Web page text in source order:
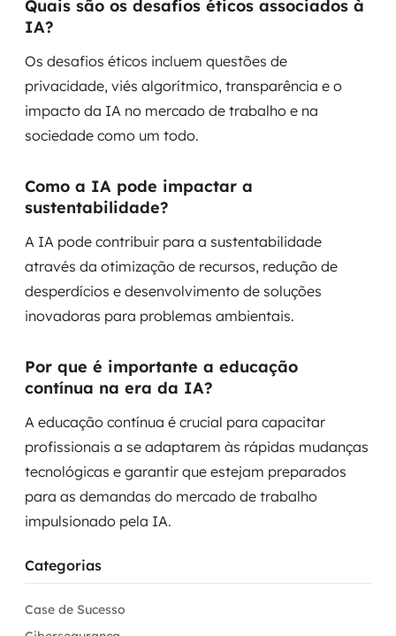
Quais são os desafios éticos associados à
IA?
Os desafios éticos incluem questões de
privacidade, viés algorítmico, transparência e o
impacto da IA no mercado de trabalho e na
sociedade como um todo.
Como a IA pode impactar a
sustentabilidade?
A IA pode contribuir para a sustentabilidade
através da otimização de recursos, redução de
desperdícios e desenvolvimento de soluções
inovadoras para problemas ambientais.
Por que é importante a educação
contínua na era da IA?
A educação contínua é crucial para capacitar
profissionais a se adaptarem às rápidas mudanças
tecnológicas e garantir que estejam preparados
para as demandas do mercado de trabalho
impulsionado pela IA.
Categorias
Case de Sucesso